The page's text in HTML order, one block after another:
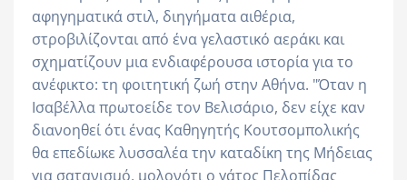
αφηγηματικά στιλ, διηγήματα αιθέρια,
στροβιλίζονται από ένα γελαστικό αεράκι και
σχηματίζουν μια ενδιαφέρουσα ιστορία για το
ανέφικτο: τη φοιτητική ζωή στην Αθήνα. "Όταν η
Ισαβέλλα πρωτοείδε τον Βελισάριο, δεν είχε καν
διανοηθεί ότι ένας Καθηγητής Κουτσομπολικής
θα επεδίωκε λυσσαλέα την καταδίκη της Μήδειας
για σατανισμό, μολονότι ο γάτος Πελοπίδας